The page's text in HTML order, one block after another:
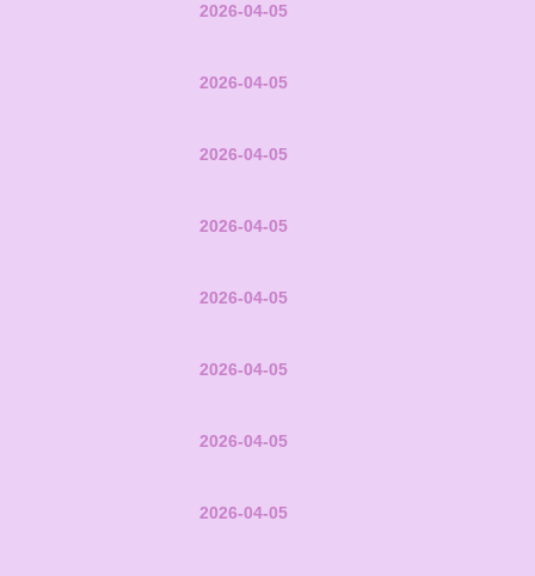
2026-04-05
2026-04-05
2026-04-05
2026-04-05
2026-04-05
2026-04-05
2026-04-05
2026-04-05